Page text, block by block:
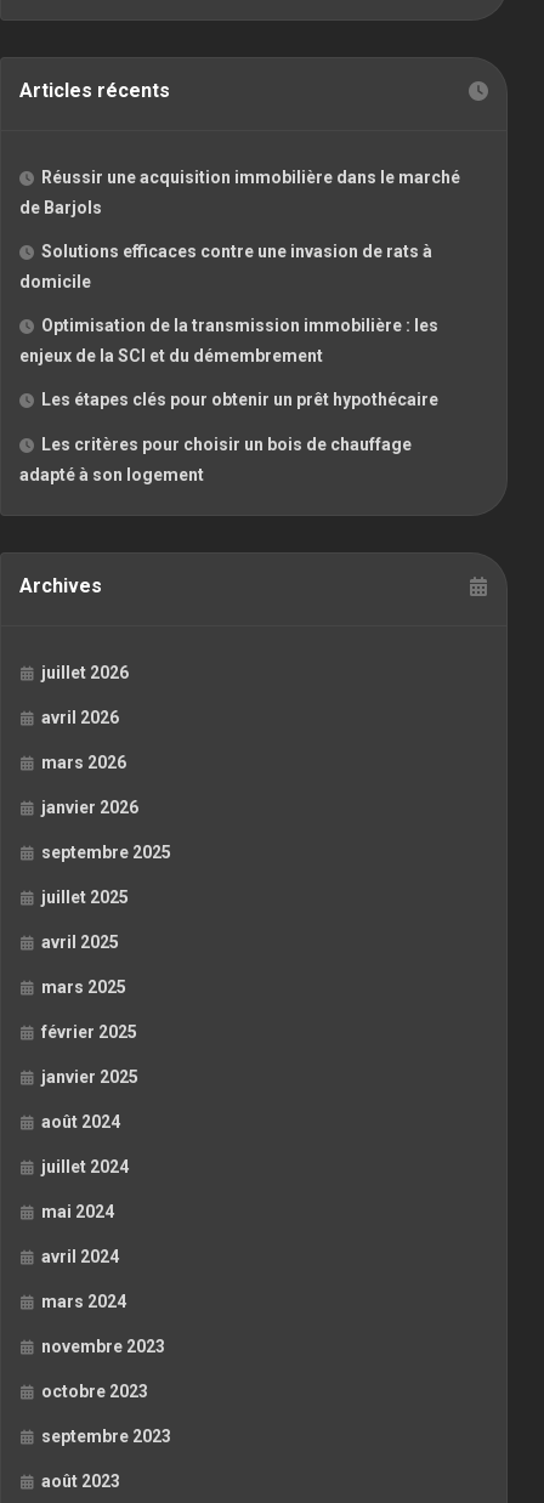
Articles récents
Réussir une acquisition immobilière dans le marché
de Barjols
Solutions efficaces contre une invasion de rats à
domicile
Optimisation de la transmission immobilière : les
enjeux de la SCI et du démembrement
Les étapes clés pour obtenir un prêt hypothécaire
Les critères pour choisir un bois de chauffage
adapté à son logement
Archives
juillet 2026
avril 2026
mars 2026
janvier 2026
septembre 2025
juillet 2025
avril 2025
mars 2025
février 2025
janvier 2025
août 2024
juillet 2024
mai 2024
avril 2024
mars 2024
novembre 2023
octobre 2023
septembre 2023
août 2023